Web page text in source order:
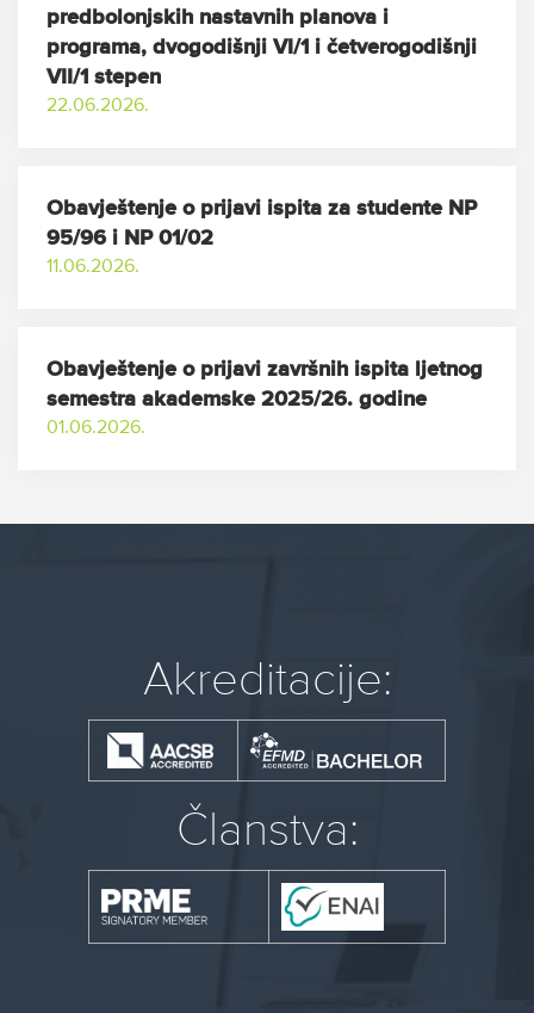
predbolonjskih nastavnih planova i
programa, dvogodišnji VI/1 i četverogodišnji
VII/1 stepen
22.06.2026.
Obavještenje o prijavi ispita za studente NP
95/96 i NP 01/02
11.06.2026.
Obavještenje o prijavi završnih ispita ljetnog
semestra akademske 2025/26. godine
01.06.2026.
Akreditacije:
Članstva: